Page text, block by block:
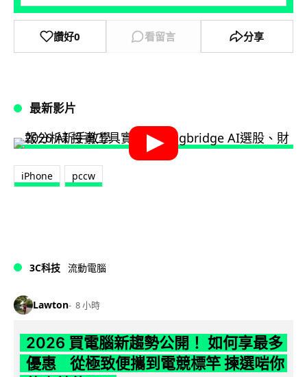
讚好0 看留言 分享
最新影片
iPhone pccw
3C科技 流動電腦
Lawton 8 小時
2026 買電腦新趨勢公開！ 如何享最多
優惠 從極致便攜到電競標竿 揀選啱你